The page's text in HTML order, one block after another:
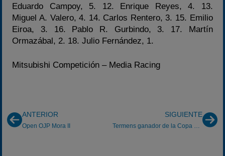
Eduardo Campoy, 5. 12. Enrique Reyes, 4. 13.
Miguel A. Valero, 4. 14. Carlos Rentero, 3. 15. Emilio
Eiroa, 3. 16. Pablo R. Gurbindo, 3. 17. Martín
Ormazábal, 2. 18. Julio Fernández, 1.
Mitsubishi Competición – Media Racing
ANTERIOR
Open OJP Mora II
SIGUIENTE